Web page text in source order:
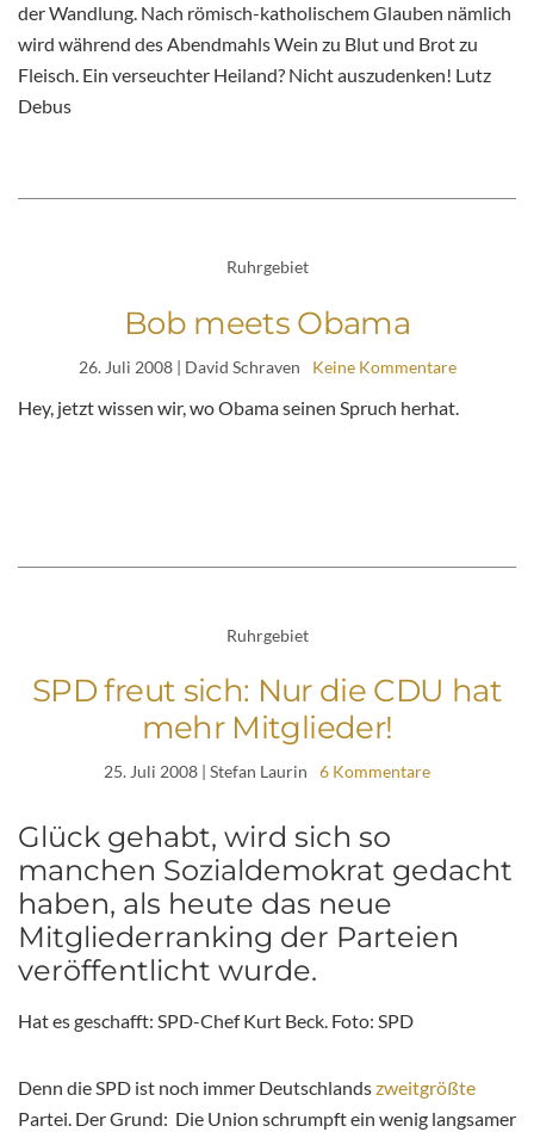
der Wandlung. Nach römisch-katholischem Glauben nämlich
wird während des Abendmahls Wein zu Blut und Brot zu
Fleisch. Ein verseuchter Heiland? Nicht auszudenken! Lutz
Debus
Ruhrgebiet
Bob meets Obama
26. Juli 2008| David Schraven Keine Kommentare
Hey, jetzt wissen wir, wo Obama seinen Spruch herhat.
Ruhrgebiet
SPD freut sich: Nur die CDU hat
mehr Mitglieder!
25. Juli 2008 | Stefan Laurin 6 Kommentare
Glück gehabt, wird sich so
manchen Sozialdemokrat gedacht
haben, als heute das neue
Mitgliederranking der Parteien
veröffentlicht wurde.
Hat es geschafft: SPD-Chef Kurt Beck. Foto: SPD
Denn die SPD ist noch immer Deutschlandszweitgrößte
Partei. Der Grund: Die Union schrumpft ein wenig langsamer